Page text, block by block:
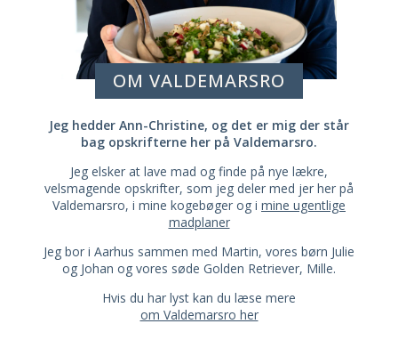
OM VALDEMARSRO
Jeg hedder Ann-Christine, og det er mig der står
bag opskrifterne her på Valdemarsro.
Jeg elsker at lave mad og finde på nye lækre,
velsmagende opskrifter, som jeg deler med jer her på
Valdemarsro, i mine kogebøger og i mine ugentlige
madplaner
Jeg bor i Aarhus sammen med Martin, vores børn Julie
og Johan og vores søde Golden Retriever, Mille.
Hvis du har lyst kan du læse mere
om Valdemarsro her